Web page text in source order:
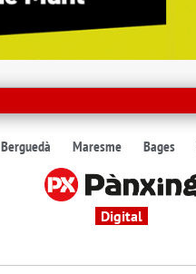
Berguedà Maresme Bages
Digital